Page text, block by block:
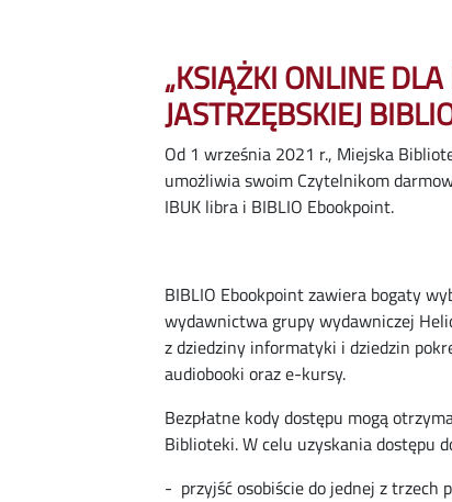
„KSIĄŻKI ONLINE
JASTRZĘBSKIEJ
Od 1 września 2021 r., Miejska
umożliwia swoim Czytelnikom
IBUK libra i BIBLIO Ebookpoint.
BIBLIO Ebookpoint zawiera bogaty
wydawnictwa grupy wydawniczej
z dziedziny informatyki i dziedzin
audiobooki oraz e-kursy.
Bezpłatne kody dostępu mogą
Biblioteki. W celu uzyskania dostępu
- przyjść osobiście do jednej z trzech